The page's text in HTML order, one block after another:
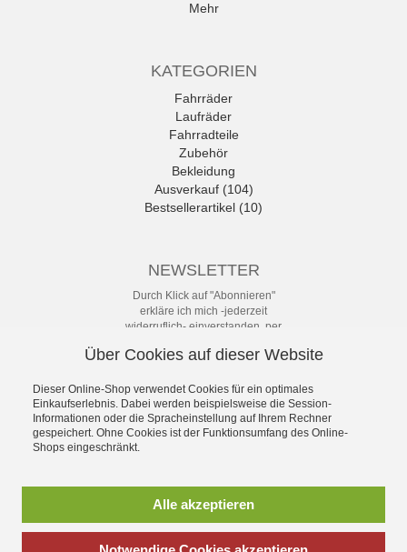
Mehr
KATEGORIEN
Fahrräder
Laufräder
Fahrradteile
Zubehör
Bekleidung
Ausverkauf (104)
Bestsellerartikel (10)
NEWSLETTER
Durch Klick auf "Abonnieren"
erkläre ich mich -jederzeit
widerruflich- einverstanden, per
Abständen über Angebote und
Datenschutzerklärung mit weiteren
Details habe ich zur Kenntnis
genommen.
Abonnieren
Über Cookies auf dieser Website
Dieser Online-Shop verwendet Cookies für ein optimales
Einkaufserlebnis. Dabei werden beispielsweise die Session-
Informationen oder die Spracheinstellung auf Ihrem Rechner
gespeichert. Ohne Cookies ist der Funktionsumfang des Online-
Shops eingeschränkt.
Alle akzeptieren